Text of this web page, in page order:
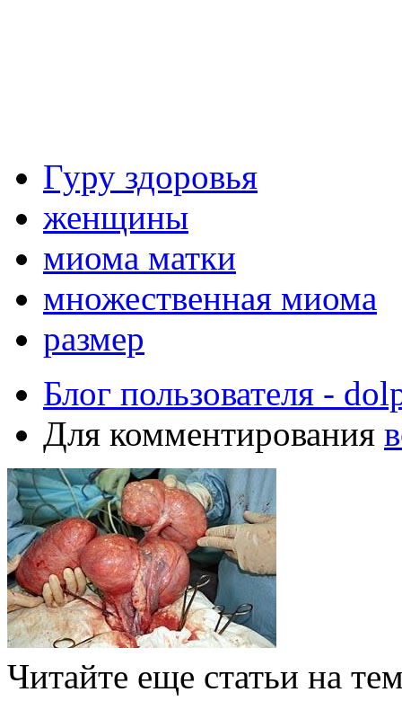
Гуру здоровья
женщины
миома матки
множественная миома
размер
Блог пользователя -
Для комментирования
Читайте еще статьи на